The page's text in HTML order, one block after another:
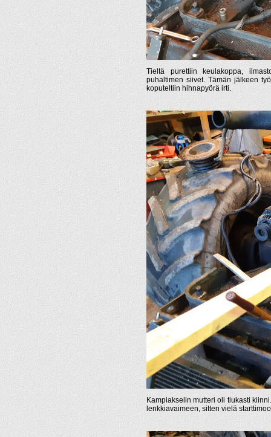
Tieltä purettiin keulakoppa,
puhaltimen siivet. Tämän jälkeen
koputeltiin hihnapyörä irti.
Kampiakselin mutteri oli tiukasti
lenkkiavaimeen, sitten vielä